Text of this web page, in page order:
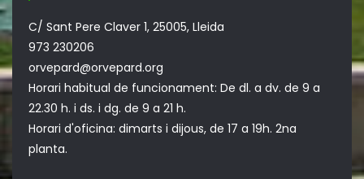
C/ Sant Pere Claver 1, 25005, Lleida
973 230206
orvepard@orvepard.org
Horari habitual de funcionament: De dl. a dv. de 9 a
22.30 h. i ds. i dg. de 9 a 21 h.
Horari d'oficina: dimarts i dijous, de 17 a 19h. 2na
planta.